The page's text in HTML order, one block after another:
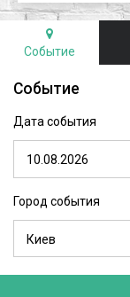
Событие
Событие
Дата события
Город события